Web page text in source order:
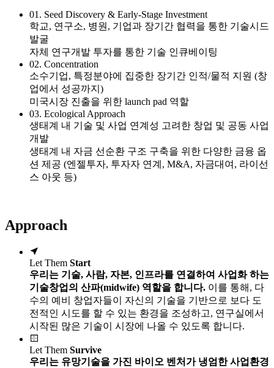
01. Seed Discovery & Early-Stage Investment
학교, 연구소, 병원, 기업과 장기간 협력을 통한 기술시드
발굴
자체 연구개발 투자를 통한 기술 인큐베이팅
02. Concentration
소수기업, 특정분야에 집중한 장기간 인적/물적 지원 (창
업에서 성공까지)
미국시장 진출을 위한 launch pad 역할
03. Ecological Approach
생태계 내 기술 및 사업 연계성 고려한 창업 및 공동 사업
개발
생태계 내 자금 선순환 구조 구축을 위한 다양한 금융 옵
션 제공 (엔젤투자, 투자자 연계, M&A, 자금대여, 라이선
스 아웃 등)
Approach
Let Them Start
우리는 기술, 사람, 자본, 인프라를 연결하여 사업화 하는
기술창업의 산파(midwife) 역할을 합니다. 이를 통해, 다
수의 예비 창업자들이 자신의 기술을 기반으로 보다 도
전적인 시도를 할 수 있는 환경을 조성하고, 연구실에서
시작된 많은 기술이 시장에 나올 수 있도록 합니다.
Let Them Survive
우리는 유망기술을 가진 바이오 벤처가 냉엄한 사업환경